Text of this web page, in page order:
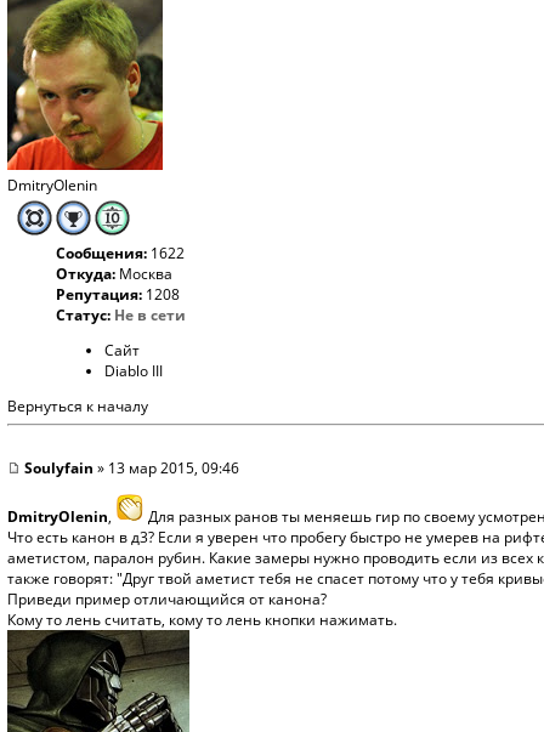
DmitryOlenin
Сообщения: 1622
Откуда: Москва
Репутация: 1208
Статус: Не в сети
Сайт
Diablo III
Вернуться к началу
Soulyfain » 13 мар 2015, 09:46
DmitryOlenin,
Для разных ранов ты меняешь гир по своему
Что есть канон в д3? Если я уверен что пробегу быстро не умерев на
аметистом, паралон рубин. Какие замеры нужно проводить если из
также говорят: "Друг твой аметист тебя не спасет потому что у тебя
Приведи пример отличающийся от канона?
Кому то лень считать, кому то лень кнопки нажимать.